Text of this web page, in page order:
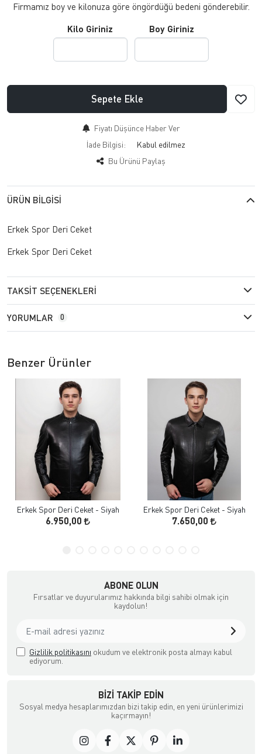
Firmamız boy ve kilonuza göre öngördüğü bedeni gönderebilir.
Kilo Giriniz Boy Giriniz
Sepete Ekle
Fiyatı Düşünce Haber Ver
İade Bilgisi:
Bu Ürünü Paylaş
ÜRÜN BILGISI
Erkek Spor Deri Ceket
Erkek Spor Deri Ceket
TAKSIT SEÇENEKLERI
YORUMLAR 0
Benzer Ürünler
Erkek Spor Deri Ceket - Siyah
6.950,00
Erkek Spor Deri Ceket - Siyah
7.650,00
ABONE OLUN
Fırsatlar ve duyurularımız hakkında bilgi sahibi olmak için
kaydolun!
Gizlilik politikasını okudum ve elektronik posta almayı kabul
ediyorum.
BIZI TAKIP EDIN
Sosyal medya hesaplarımızdan bizi takip edin, en yeni ürünlerimizi
kaçırmayın!